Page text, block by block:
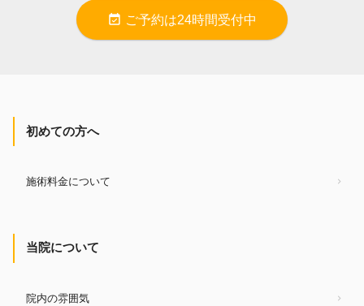
event_available ご予約は24時間受付中
初めての方へ
施術料金について
当院について
院内の雰囲気